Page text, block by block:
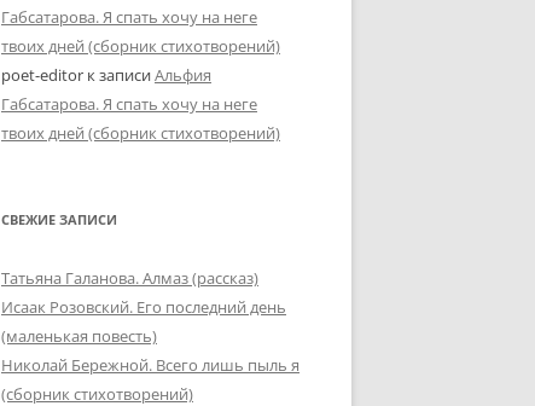
Габсатарова. Я спать хочу на неге
твоих дней (сборник стихотворений)
poet-editor к записиАльфия
Габсатарова. Я спать хочу на неге
твоих дней (сборник стихотворений)
СВЕЖИЕ ЗАПИСИ
Татьяна Галанова. Алмаз (рассказ)
Исаак Розовский. Его последний день
(маленькая повесть)
Николай Бережной. Всего лишь пыль я
(сборник стихотворений)